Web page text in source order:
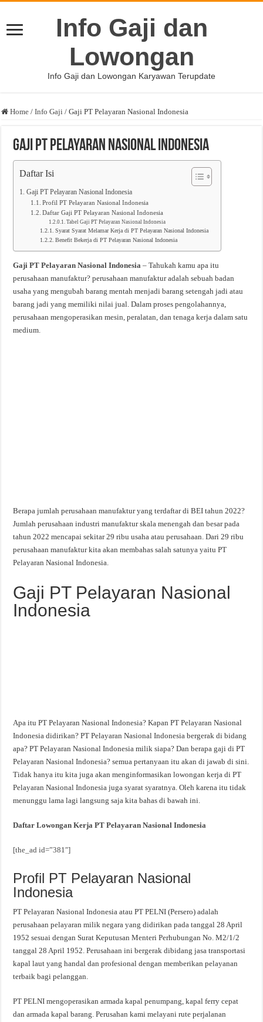
Info Gaji dan
Lowongan
Info Gaji dan Lowongan Karyawan Terupdate
Home / Info Gaji / Gaji PT Pelayaran Nasional Indonesia
Gaji PT Pelayaran Nasional Indonesia
Daftar Isi
Gaji PT Pelayaran Nasional Indonesia
Profil PT Pelayaran Nasional Indonesia
Daftar Gaji PT Pelayaran Nasional Indonesia
Tabel Gaji PT Pelayaran Nasional Indonesia
Syarat Syarat Melamar Kerja di PT Pelayaran Nasional Indonesia
Benefit Bekerja di PT Pelayaran Nasional Indonesia
Gaji PT Pelayaran Nasional Indonesia – Tahukah kamu apa itu
perusahaan manufaktur? perusahaan manufaktur adalah sebuah badan
usaha yang mengubah barang mentah menjadi barang setengah jadi atau
barang jadi yang memiliki nilai jual. Dalam proses pengolahannya,
perusahaan mengoperasikan mesin, peralatan, dan tenaga kerja dalam satu
medium.
Berapa jumlah perusahaan manufaktur yang terdaftar di BEI tahun 2022?
Jumlah perusahaan industri manufaktur skala menengah dan besar pada
tahun 2022 mencapai sekitar 29 ribu usaha atau perusahaan. Dari 29 ribu
perusahaan manufaktur kita akan membahas salah satunya yaitu PT
Pelayaran Nasional Indonesia.
Gaji PT Pelayaran Nasional
Indonesia
Apa itu PT Pelayaran Nasional Indonesia? Kapan PT Pelayaran Nasional
Indonesia didirikan? PT Pelayaran Nasional Indonesia bergerak di bidang
apa? PT Pelayaran Nasional Indonesia milik siapa? Dan berapa gaji di PT
Pelayaran Nasional Indonesia? semua pertanyaan itu akan di jawab di sini.
Tidak hanya itu kita juga akan menginformasikan lowongan kerja di PT
Pelayaran Nasional Indonesia juga syarat syaratnya. Oleh karena itu tidak
menunggu lama lagi langsung saja kita bahas di bawah ini.
Daftar Lowongan Kerja PT Pelayaran Nasional Indonesia
[the_ad id=”381″]
Profil PT Pelayaran Nasional
Indonesia
PT Pelayaran Nasional Indonesia atau PT PELNI (Persero) adalah
perusahaan pelayaran milik negara yang didirikan pada tanggal 28 April
1952 sesuai dengan Surat Keputusan Menteri Perhubungan No. M2/1/2
tanggal 28 April 1952. Perusahaan ini bergerak dibidang jasa transportasi
kapal laut yang handal dan profesional dengan memberikan pelayanan
terbaik bagi pelanggan.
PT PELNI mengoperasikan armada kapal penumpang, kapal ferry cepat
dan armada kapal barang. Perusahan kami melayani rute perjalanan